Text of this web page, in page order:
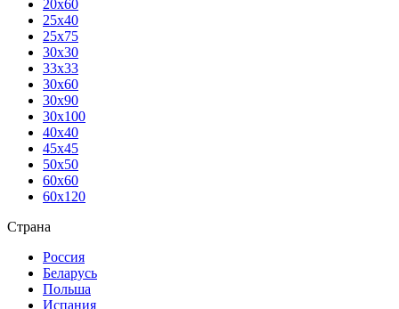
20х60
25х40
25х75
30х30
33х33
30х60
30х90
30х100
40х40
45х45
50х50
60х60
60х120
Страна
Россия
Беларусь
Польша
Испания